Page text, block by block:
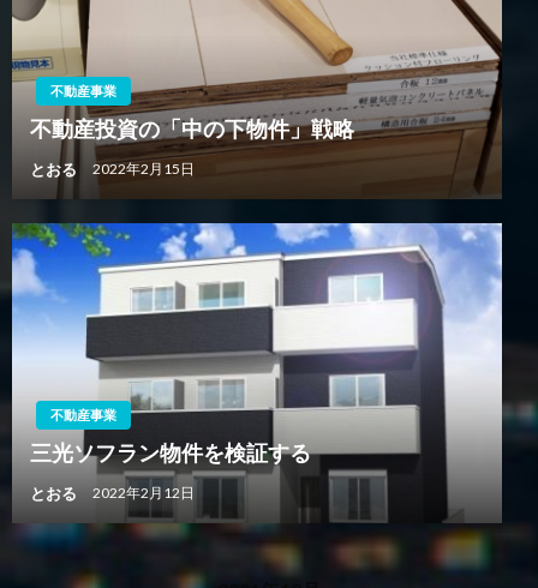
不動産事業
不動産投資の「中の下物件」戦略
とおる 2022年2月15日
不動産事業
三光ソフラン物件を検証する
とおる 2022年2月12日